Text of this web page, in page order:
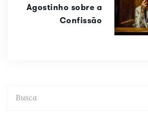
Agostinho sobre a
Confissão